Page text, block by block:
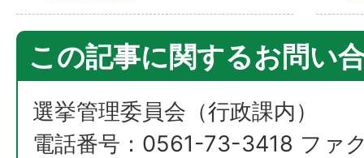
この記事に関するお問い
選挙管理委員会（行政課内）
電話番号：0561-73-3418 ファ